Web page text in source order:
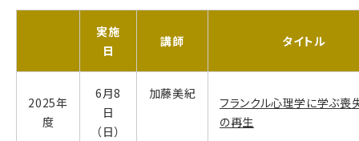
実施
日
講師 タイトル
2025年
度
6月8
日
（日）
加藤美紀
フランクル心理学に学ぶ喪
の再生